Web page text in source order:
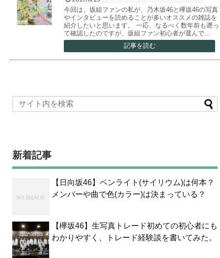
今回は、坂組ファンの私が、乃木坂46と欅坂46の写真
やインタビューを読めることが多いオススメの雑誌を
紹介したいと思います。 一応、なるべく数年前も遡っ
て確認したのですが、坂組ファン初心者が選んで...
記事を読む
新着記事
【日向坂46】ペンライト(サイリウム)は何本？
メンバーや曲で色(カラー)は決まっている？
【欅坂46】生写真トレード初めての初心者にも
わかりやすく、トレード経験談を書いてみた。